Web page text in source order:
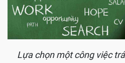
Lựa chọn một công việc